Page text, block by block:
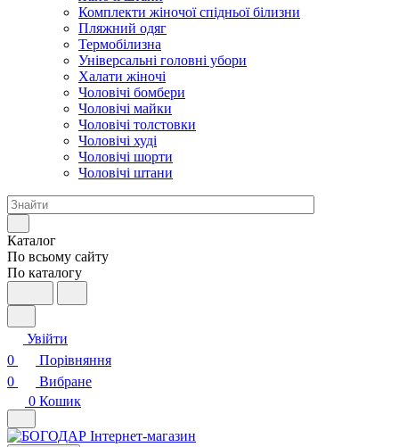
Комплекти жіночої спідньої білизни
Пляжний одяг
Термобілизна
Універсальні головні убори
Халати жіночі
Чоловічі бомбери
Чоловічі майки
Чоловічі толстовки
Чоловічі худі
Чоловічі шорти
Чоловічі штани
Каталог
По всьому сайту
По каталогу
Увійти
0
Порівняння
0
Вибране
0 Кошик